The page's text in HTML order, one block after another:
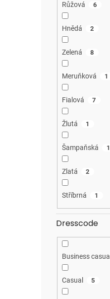
Růžová 6
Hnědá 2
Zelená 8
Meruňková 1
Fialová 7
Žlutá 1
Šampaňská 1
Zlatá 2
Stříbrná 1
Dresscode
Business casual
Casual 5